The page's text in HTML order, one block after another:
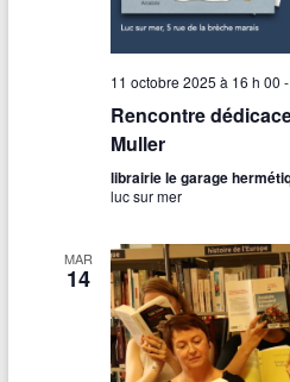
11 octobre 2025 à 16 h 00 -
Rencontre
Muller
librairie le garage
luc sur mer
MAR
14